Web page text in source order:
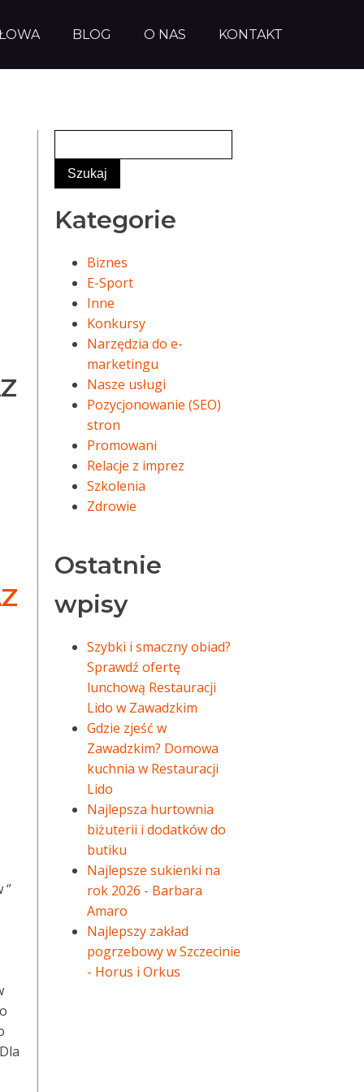
BLOG O NAS KONTAKT
Kategorie
Biznes
E-Sport
Inne
Konkursy
Narzędzia do e-
marketingu
Nasze usługi
Pozycjonowanie (SEO)
stron
Promowani
Relacje z imprez
Szkolenia
Zdrowie
Ostatnie
wpisy
Szybki i smaczny obiad?
Sprawdź ofertę
lunchową Restauracji
Lido w Zawadzkim
Gdzie zjeść w
Zawadzkim? Domowa
kuchnia w Restauracji
Lido
Najlepsza hurtownia
biżuterii i dodatków do
butiku
Najlepsze sukienki na
rok 2026 - Barbara
Amaro
Najlepszy zakład
pogrzebowy w Szczecinie
- Horus i Orkus